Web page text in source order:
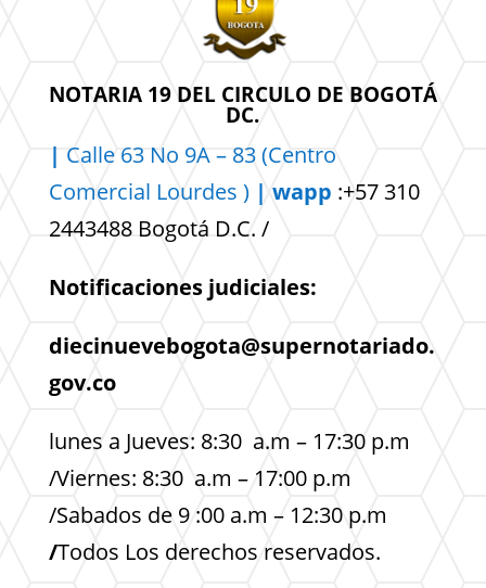
NOTARIA 19 DEL CIRCULO DE BOGOTÁ
DC.
| Calle 63 No 9A – 83 (Centro
Comercial Lourdes ) | wapp :+57 310
2443488 Bogotá D.C. /
Notificaciones judiciales:
diecinuevebogota@supernotariado.
gov.co
lunes a Jueves: 8:30 a.m – 17:30 p.m
/Viernes: 8:30 a.m – 17:00 p.m
/Sabados de 9 :00 a.m – 12:30 p.m
/Todos Los derechos reservados.